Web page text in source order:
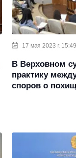
17 мая 2023 г. 15:49
В Верховном
практику
споров о